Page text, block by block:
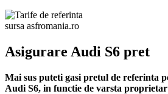
sursa asfromania.ro
Asigurare Audi S6 pret
Mai sus puteti gasi pretul de referinta
Audi S6, in functie de varsta